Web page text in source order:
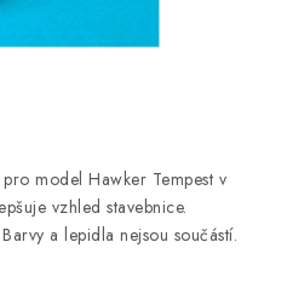
Doprava a platba
ochrany osobních údajů
model Hawker Tempest v
vzhled stavebnice.
a lepidla nejsou součástí.